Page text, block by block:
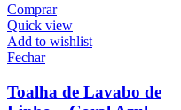
Comprar
Quick view
Add to wishlist
Fechar
Toalha de Lavabo de